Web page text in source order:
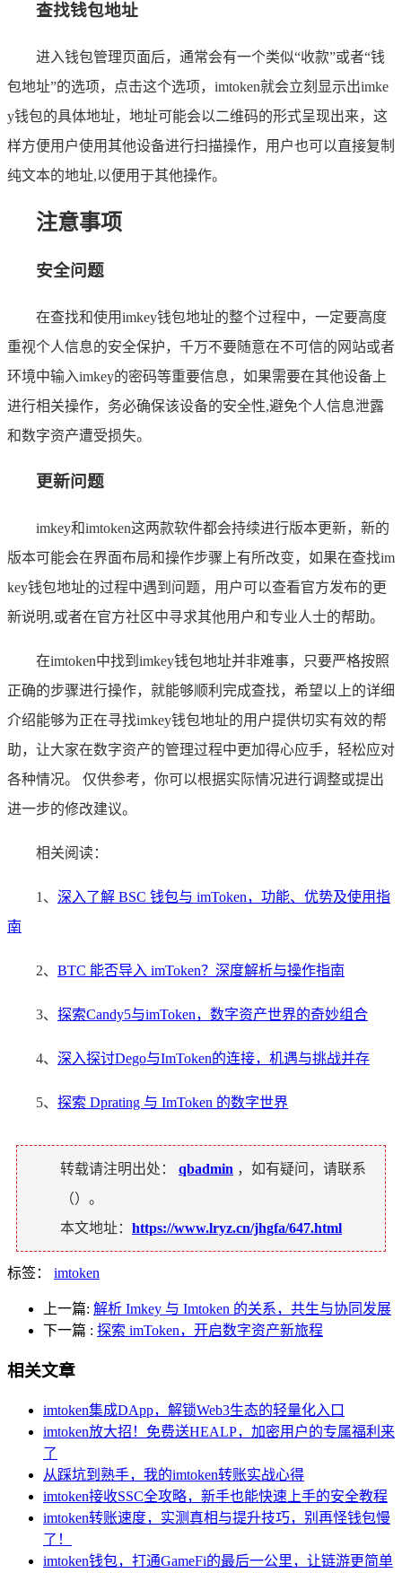
查找钱包地址
进入钱包管理页面后，通常会有一个类似“收款”或者“钱
包地址”的选项，点击这个选项，imtoken就会立刻显示出imke
y钱包的具体地址，地址可能会以二维码的形式呈现出来，这
样方便用户使用其他设备进行扫描操作，用户也可以直接复制
纯文本的地址,以便用于其他操作。
注意事项
安全问题
在查找和使用imkey钱包地址的整个过程中，一定要高度
重视个人信息的安全保护，千万不要随意在不可信的网站或者
环境中输入imkey的密码等重要信息，如果需要在其他设备上
进行相关操作，务必确保该设备的安全性,避免个人信息泄露
和数字资产遭受损失。
更新问题
imkey和imtoken这两款软件都会持续进行版本更新，新的
版本可能会在界面布局和操作步骤上有所改变，如果在查找im
key钱包地址的过程中遇到问题，用户可以查看官方发布的更
新说明,或者在官方社区中寻求其他用户和专业人士的帮助。
在imtoken中找到imkey钱包地址并非难事，只要严格按照
正确的步骤进行操作，就能够顺利完成查找，希望以上的详细
介绍能够为正在寻找imkey钱包地址的用户提供切实有效的帮
助，让大家在数字资产的管理过程中更加得心应手，轻松应对
各种情况。 仅供参考，你可以根据实际情况进行调整或提出
进一步的修改建议。
相关阅读：
1、 深入了解 BSC 钱包与 imToken，功能、优势及使用指
南
2、 BTC 能否导入 imToken？深度解析与操作指南
3、 探索Candy5与imToken，数字资产世界的奇妙组合
4、 深入探讨Dego与ImToken的连接，机遇与挑战并存
5、 探索 Dprating 与 ImToken 的数字世界
转载请注明出处： qbadmin ，如有疑问，请联系
（）。
本文地址： https://www.lryz.cn/jhgfa/647.html
标签： imtoken
上一篇: 解析 Imkey 与 Imtoken 的关系，共生与协同发展
下一篇 : 探索 imToken，开启数字资产新旅程
相关文章
imtoken集成DApp，解锁Web3生态的轻量化入口
imtoken放大招！免费送HEALP，加密用户的专属福利来
了
从踩坑到熟手，我的imtoken转账实战心得
imtoken接收SSC全攻略，新手也能快速上手的安全教程
imtoken转账速度，实测真相与提升技巧，别再怪钱包慢
了！
imtoken钱包，打通GameFi的最后一公里，让链游更简单